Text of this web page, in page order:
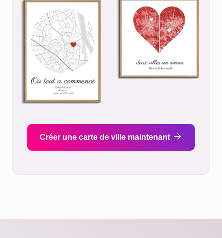
Créer une carte de ville maintenant